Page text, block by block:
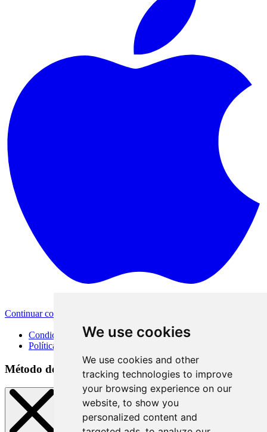
We use cookies
We use cookies and other
tracking technologies to improve
your browsing experience on our
website, to show you
personalized content and
Continuar con Apple
Condiciones de uso
Política de privacidad
Método de inicio de sesión